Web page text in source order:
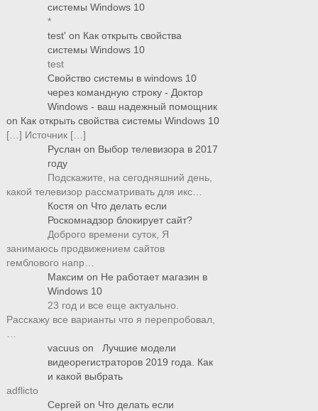
системы Windows 10
*
test' on Как открыть свойства
системы Windows 10
test
Свойство системы в windows 10
через командную строку - Доктор
Windows - ваш надежный помощник
on Как открыть свойства системы Windows 10
[…] Источник […]
Руслан on Выбор телевизора в 2017
году
Подскажите, на сегодняшний день,
какой телевизор рассматривать для икс…
Костя on Что делать если
Роскомнадзор блокирует сайт?
Доброго времени суток, Я
занимаюсь продвижением сайтов
гемблового напр…
Максим on Не работает магазин в
Windows 10
23 год и все еще актуально.
Расскажу все варианты что я перепробовал,
vacuus on
Лучшие модели
видеорегистраторов 2019 года. Как
и какой выбрать
adflicto
Сергей on Что делать если